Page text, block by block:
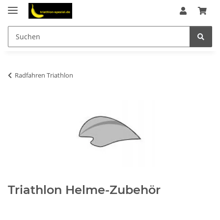
Radfahren Triathlon
Triathlon Helme-Zubehör